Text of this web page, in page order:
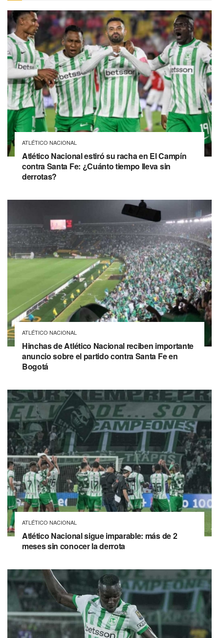
ATLÉTICO NACIONAL
Atlético Nacional estiró su racha en El Campín
contra Santa Fe: ¿Cuánto tiempo lleva sin
derrotas?
ATLÉTICO NACIONAL
Hinchas de Atlético Nacional reciben importante
anuncio sobre el partido contra Santa Fe en
Bogotá
ATLÉTICO NACIONAL
Atlético Nacional sigue imparable: más de 2
meses sin conocer la derrota